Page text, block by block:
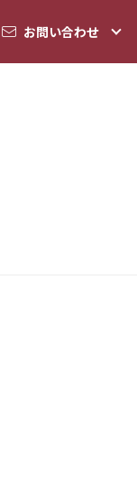
お問い合わせ